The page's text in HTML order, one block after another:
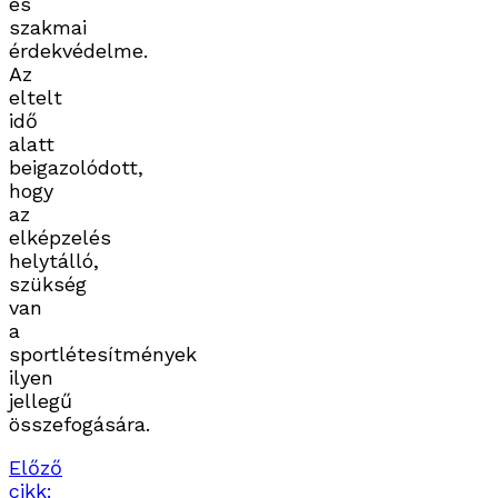
szakmai
érdekvédelme.
Az
eltelt
idő
alatt
beigazolódott,
hogy
az
elképzelés
helytálló,
szükség
van
a
sportlétesítmények
ilyen
jellegű
összefogására.
Előző
cikk: